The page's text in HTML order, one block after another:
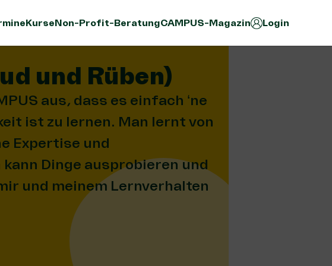
KurseNon-Profit-BeratungCAMPUS-Magazin Login
und Rüben)
aus, dass es einfach ‘ne
ist zu lernen. Man lernt von
Expertise und
Dinge ausprobieren und
und meinem Lernverhalten